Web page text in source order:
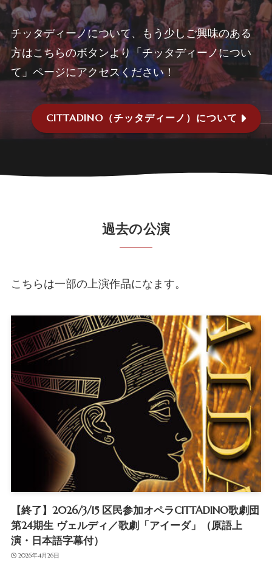
チッタディーノについて、もう少しご興味のある
方はこちらのボタンより「チッタディーノについ
て」ページにアクセスください！
CITTADINO（チッタディーノ）について
過去の公演
こちらは一部の上演作品になます。
【終了】2026/3/15 区民参加オペラCITTADINO歌劇団
第24期生 ヴェルディ／歌劇「アイーダ」（原語上
演・日本語字幕付）
2026年4月26日